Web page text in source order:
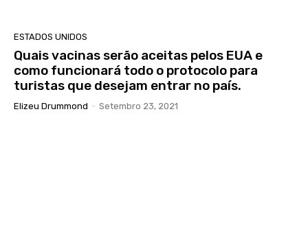
ESTADOS UNIDOS
Quais vacinas serão aceitas pelos EUA e
como funcionará todo o protocolo para
turistas que desejam entrar no país.
Elizeu Drummond - Setembro 23, 2021